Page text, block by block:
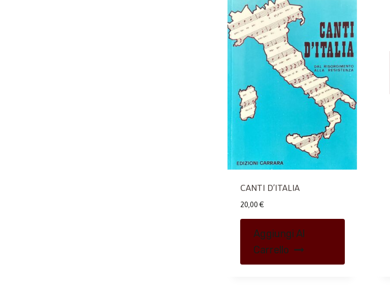
CANTI D’ITALIA
20,00 €
Aggiungi Al
Carrello